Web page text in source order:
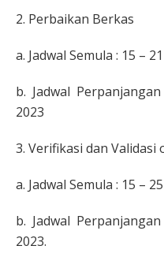
2. Perbaikan Berkas
a. Jadwal Semula : 15 –
b. Jadwal
2023
3. Verifikasi dan Validasi
a. Jadwal Semula : 15 –
b. Jadwal
2023.